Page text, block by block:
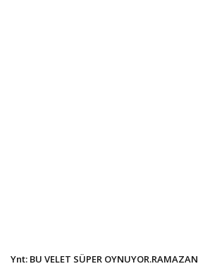
Ynt: BU VELET SÜPER